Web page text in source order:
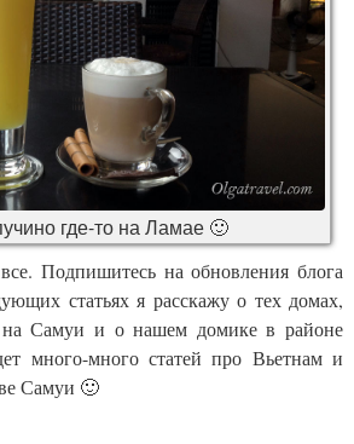
где-то на Ламае 🙂
Подпишитесь на обновления блога
статьях я расскажу о тех домах,
Самуи и о нашем домике в районе
много-много статей про Вьетнам и
Самуи 🙂